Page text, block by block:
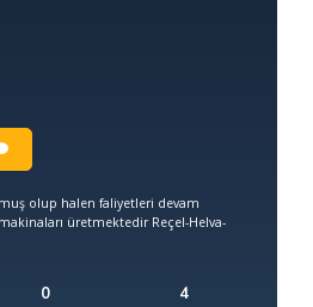
olup halen faliyetleri devam
üretmektedir Reçel-Helva-
0 4